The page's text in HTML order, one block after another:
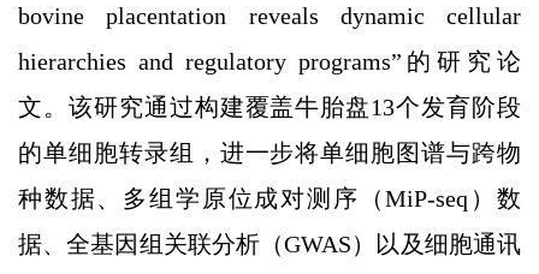
bovine placentation reveals dynamic cellular
hierarchies and regulatory programs”的研究论
文。该研究通过构建覆盖牛胎盘13个发育阶段
的单细胞转录组，进一步将单细胞图谱与跨物
种数据、多组学原位成对测序（MiP-seq）数
据、全基因组关联分析（GWAS）以及细胞通讯